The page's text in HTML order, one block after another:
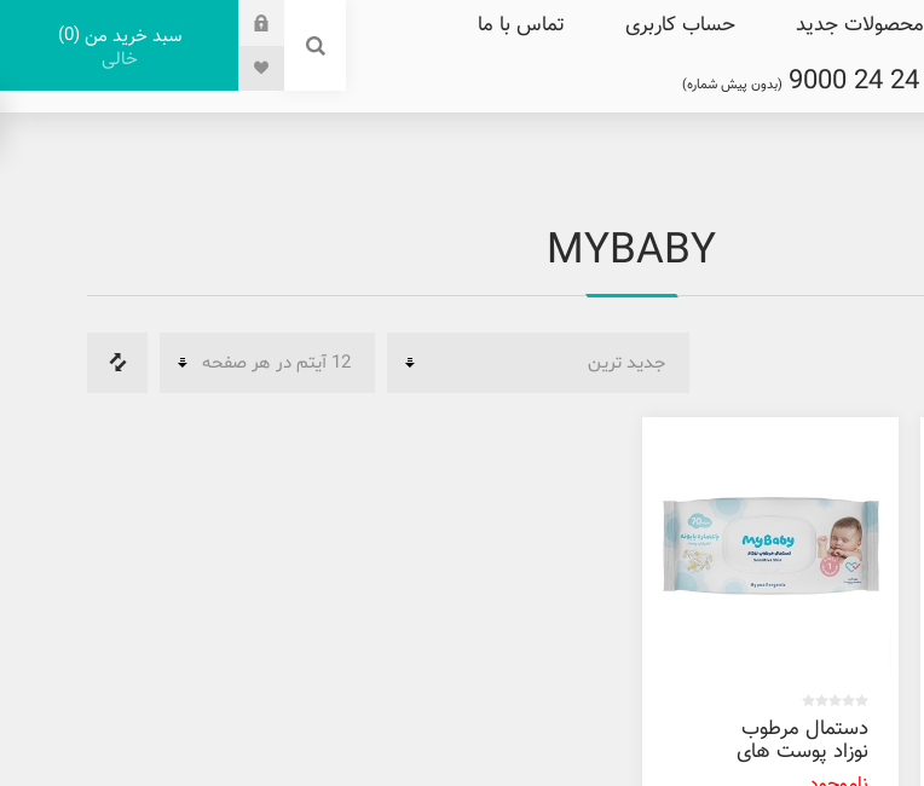
محصولات جدید حساب کاربری تماس با ما
9000 24 24 (بدون پیش شماره)
سبد خرید من 0
خالی
MYBABY
دستمال مرطوب
نوزاد پوست های
حساس مای بیبی